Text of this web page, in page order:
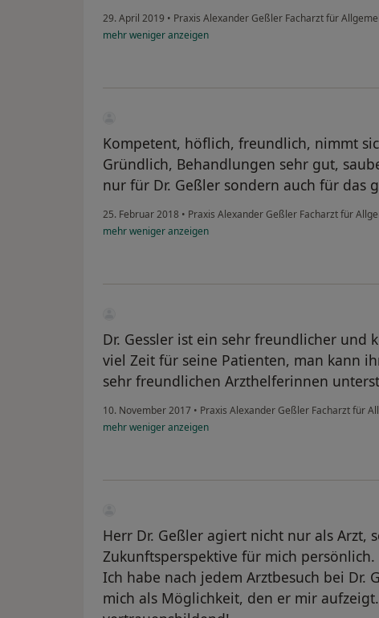
29. April 2019 • Praxis Alexander Geßler Facharzt für
mehrwenigeranzeigen
Kompetent, höflich, freundlich, nimmt
Gründlich, Behandlungen sehr gut,
nur für Dr. Geßler sondern auch für das
25. Februar 2018 • Praxis Alexander Geßler Facharzt für
mehrwenigeranzeigen
Dr. Gessler ist ein sehr freundlicher und
viel Zeit für seine Patienten, man kann
sehr freundlichen Arzthelferinnen
10. November 2017 • Praxis Alexander Geßler Facharzt für
mehrwenigeranzeigen
Herr Dr. Geßler agiert nicht nur als Arzt,
Zukunftsperspektive für mich persönlich.
Ich habe nach jedem Arztbesuch bei Dr.
mich als Möglichkeit, den er mir